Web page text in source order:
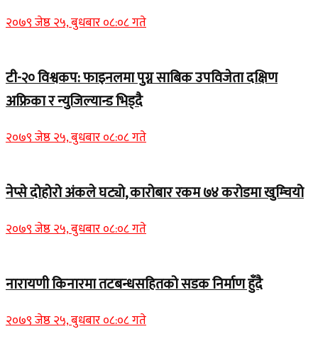
२०७९ जेष्ठ २५, बुधबार ०८:०८ गते
टी-२० विश्वकप: फाइनलमा पुग्न साबिक उपविजेता दक्षिण
अफ्रिका र न्युजिल्यान्ड भिड्दै
२०७९ जेष्ठ २५, बुधबार ०८:०८ गते
नेप्से दोहोरो अंकले घट्यो, कारोबार रकम ७४ करोडमा खुम्चियो
२०७९ जेष्ठ २५, बुधबार ०८:०८ गते
नारायणी किनारमा तटबन्धसहितको सडक निर्माण हुँदै
२०७९ जेष्ठ २५, बुधबार ०८:०८ गते